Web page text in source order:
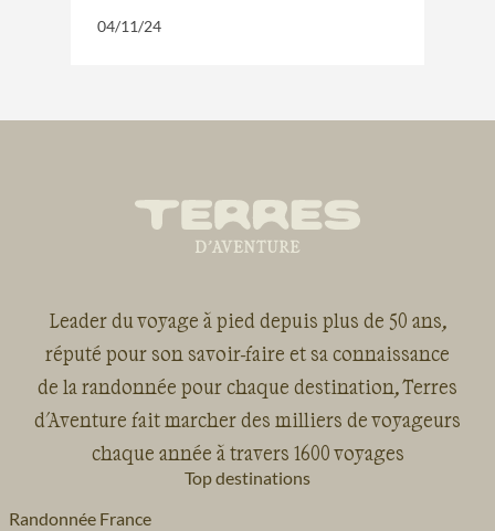
04/11/24
Leader du voyage à pied depuis plus de 50 ans,
réputé pour son savoir-faire et sa connaissance
de la randonnée pour chaque destination, Terres
d'Aventure fait marcher des milliers de voyageurs
chaque année à travers 1600 voyages
Top destinations
Randonnée France